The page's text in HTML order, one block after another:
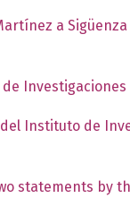
a Sigüenza
Investigaciones
Instituto de
statements by